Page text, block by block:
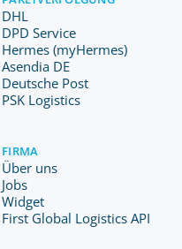
DHL
DPD Service
Hermes (myHermes)
Asendia DE
Deutsche Post
PSK Logistics
FIRMA
Über uns
Jobs
Widget
First Global Logistics API